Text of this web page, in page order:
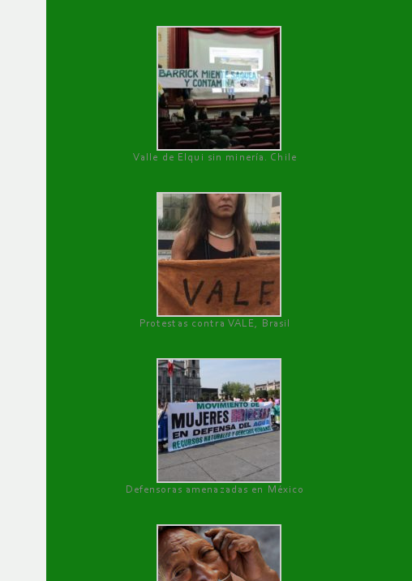
Valle de Elqui sin minería. Chile
Protestas contra VALE, Brasil
Defensoras amenazadas en México